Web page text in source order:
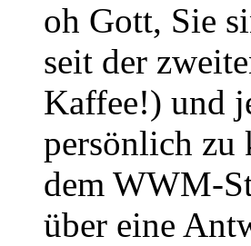
oh Gott, Sie
seit der
Kaffee!) und
persönlich zu
dem WWM-
über eine